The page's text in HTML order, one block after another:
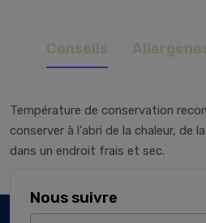
Conseils
Température de conservation
conserver à l'abri de la chaleur, de
dans un endroit frais et sec.
Nous suivre